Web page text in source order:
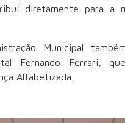
diretamente para a
Municipal
Fernando Ferrari,
Alfabetizada.